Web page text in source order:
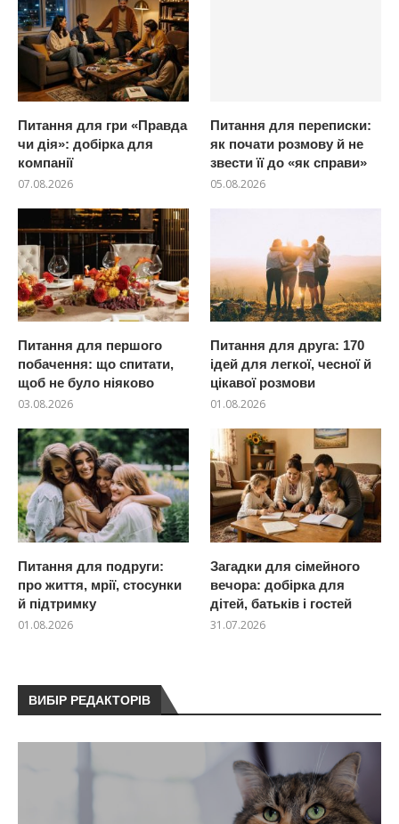
Питання для гри «Правда
чи дія»: добірка для
компанії
07.08.2026
Питання для переписки:
як почати розмову й не
звести її до «як справи»
05.08.2026
Питання для першого
побачення: що спитати,
щоб не було ніяково
03.08.2026
Питання для друга: 170
ідей для легкої, чесної й
цікавої розмови
01.08.2026
Питання для подруги:
про життя, мрії, стосунки
й підтримку
01.08.2026
Загадки для сімейного
вечора: добірка для
дітей, батьків і гостей
31.07.2026
ВИБІР РЕДАКТОРІВ